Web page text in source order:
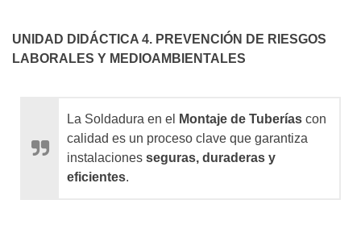
UNIDAD DIDÁCTICA 4. PREVENCIÓN DE RIESGOS
LABORALES Y MEDIOAMBIENTALES
La Soldadura en el Montaje de Tuberías con
calidad es un proceso clave que garantiza
instalaciones seguras, duraderas y
eficientes.